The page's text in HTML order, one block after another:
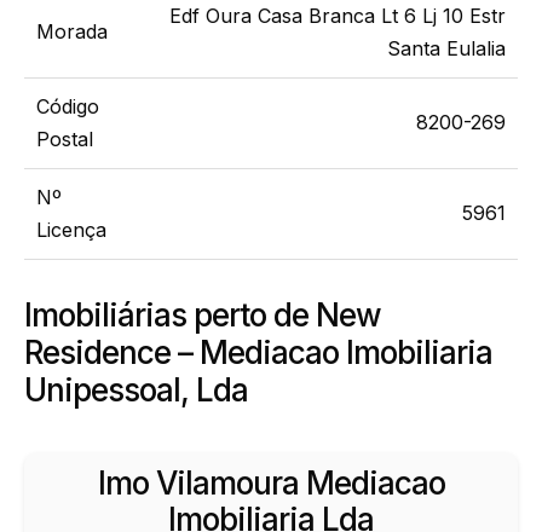
Morada
Edf Oura Casa Branca Lt 6 Lj 10 Estr
Santa Eulalia
Código
Postal
8200-269
Nº
Licença
5961
Imobiliárias perto de New
Residence – Mediacao Imobiliaria
Unipessoal, Lda
Imo Vilamoura Mediacao
Imobiliaria Lda